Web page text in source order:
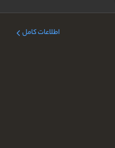
اطلاعات کامل